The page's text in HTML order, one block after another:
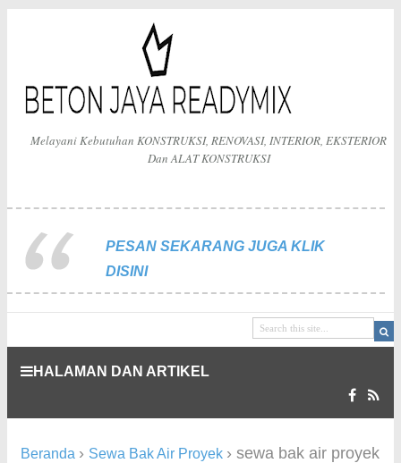
Melayani Kebutuhan KONSTRUKSI, RENOVASI, INTERIOR, EKSTERIOR
Dan ALAT KONSTRUKSI
PESAN SEKARANG JUGA KLIK
DISINI
HALAMAN DAN ARTIKEL
Beranda › Sewa Bak Air Proyek › sewa bak air proyek